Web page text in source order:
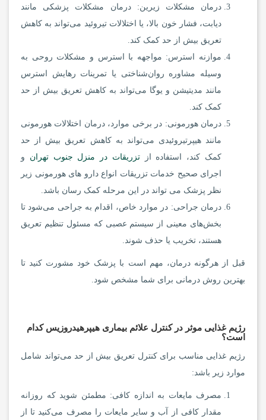
درمان مشکلات زیرین: درمان مشکلات پزشکی مانند
دیابت، فشار خون بالا، یا اختلالات تیروئید می‌تواند به کاهش
تعریق بیش از حد کمک کند.
موازنه استرس: مواجهه با استرس و مشکلات روحی به
وسیله مشاوره روان‌شناختی یا تمرینات رهایش استرس
مانند مدیتیشن و یوگا می‌تواند به کاهش تعریق بیش از حد
کمک کند.
درمان هورمونی: در برخی موارد، درمان اختلالات هورمونی
مانند هیپرتیروئیدی می‌تواند به کاهش تعریق بیش از حد
کمک کند، استفاده از
تزریقات در منزل جنوب تهران و
اجرای صحیح خدمات تزریقات انواع دارو های هورمونی زیر
نظر پزشک می تواند در این مرحله کمک رسان باشد.
درمان جراحی: در موارد خاص، اقدام به جراحی می‌شود تا
بخش‌های معینی از سیستم عصبی که مسئول تنظیم تعریق
هستند، تخریب یا حذف شوند.
قبل از هرگونه درمان، مهم است با پزشک خود مشورت کنید تا
بهترین روش درمانی برای شما مشخص شود.
رژیم غذایی موثر در کنترل علائم بیماری هیپرهیدروزیس کدام
است؟
رژیم غذایی مناسب برای کنترل تعریق بیش از حد می‌تواند شامل
موارد زیر باشد:
مصرف مایعات به اندازه کافی: مطمئن شوید که روزانه
مقدار کافی از آب و سایر مایعات را مصرف می‌کنید تا از